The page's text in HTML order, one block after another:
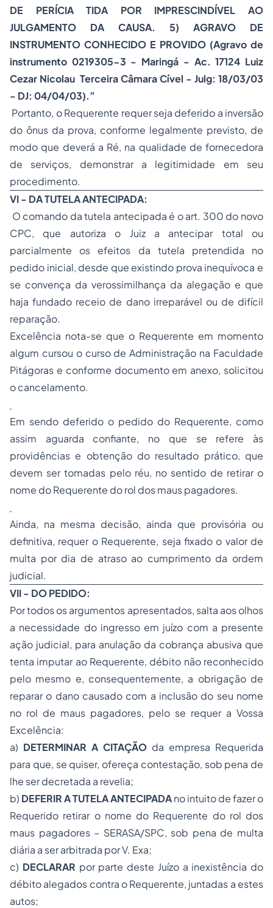
DE PERÍCIA TIDA POR IMPRESCINDÍVEL AO
JULGAMENTO DA CAUSA. 5) AGRAVO DE
INSTRUMENTO CONHECIDO E PROVIDO (Agravo de
instrumento 0219305-3 - Maringá - Ac. 17124 Luiz
Cezar Nicolau Terceira Câmara Cível - Julg: 18/03/03
- DJ: 04/04/03).”
Portanto, o Requerente requer seja deferido a inversão
do ônus da prova, conforme legalmente previsto, de
modo que deverá a Ré, na qualidade de fornecedora
de serviços, demonstrar a legitimidade em seu
procedimento.
VI - DA TUTELA ANTECIPADA:
O comando da tutela antecipada é o art. 300 do novo
CPC, que autoriza o Juiz a antecipar total ou
parcialmente os efeitos da tutela pretendida no
pedido inicial, desde que existindo prova inequívoca e
se convença da verossimilhança da alegação e que
haja fundado receio de dano irreparável ou de difícil
reparação.
Excelência nota-se que o Requerente em momento
algum cursou o curso de Administração na Faculdade
Pitágoras e conforme documento em anexo, solicitou
o cancelamento.
Em sendo deferido o pedido do Requerente, como
assim aguarda confiante, no que se refere às
providências e obtenção do resultado prático, que
devem ser tomadas pelo réu, no sentido de retirar o
nome do Requerente do rol dos maus pagadores.
Ainda, na mesma decisão, ainda que provisória ou
definitiva, requer o Requerente, seja fixado o valor de
multa por dia de atraso ao cumprimento da ordem
judicial.
VII - DO PEDIDO:
Por todos os argumentos apresentados, salta aos olhos
a necessidade do ingresso em juízo com a presente
ação judicial, para anulação da cobrança abusiva que
tenta imputar ao Requerente, débito não reconhecido
pelo mesmo e, consequentemente, a obrigação de
reparar o dano causado com a inclusão do seu nome
no rol de maus pagadores, pelo se requer a Vossa
Excelência:
a) DETERMINAR A CITAÇÃO da empresa Requerida
para que, se quiser, ofereça contestação, sob pena de
lhe ser decretada a revelia;
b) DEFERIR A TUTELA ANTECIPADAno intuito de fazer o
Requerido retirar o nome do Requerente do rol dos
maus pagadores – SERASA/SPC, sob pena de multa
diária a ser arbitrada por V. Exa;
c) DECLARAR por parte deste Juízo a inexistência do
débito alegados contra o Requerente, juntadas a estes
autos;